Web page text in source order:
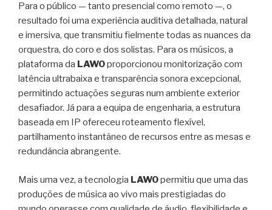
Para o público — tanto presencial como remoto —, o
resultado foi uma experiência auditiva detalhada, natural
e imersiva, que transmitiu fielmente todas as nuances da
orquestra, do coro e dos solistas. Para os músicos, a
plataforma da LAWOproporcionou monitorização com
latência ultrabaixa e transparência sonora excepcional,
permitindo actuações seguras num ambiente exterior
desafiador. Já para a equipa de engenharia, a estrutura
baseada em IP ofereceu roteamento flexível,
partilhamento instantâneo de recursos entre as mesas e
redundância abrangente.
Mais uma vez, a tecnologia LAWOpermitiu que uma das
produções de música ao vivo mais prestigiadas do